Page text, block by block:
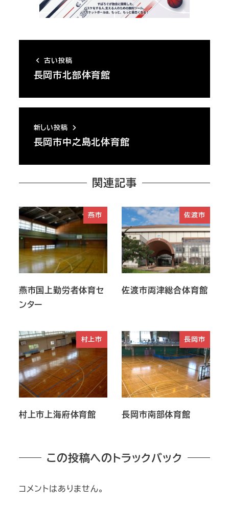
古い投稿
長岡市北部体育館
新しい投稿
長岡市中之島北体育館
関連記事
燕市
燕市国上勤労者体育セ
ンター
佐渡市
佐渡市両津総合体育館
村上市
村上市上海府体育館
長岡市
長岡市南部体育館
この投稿へのトラックバック
コメントはありません。